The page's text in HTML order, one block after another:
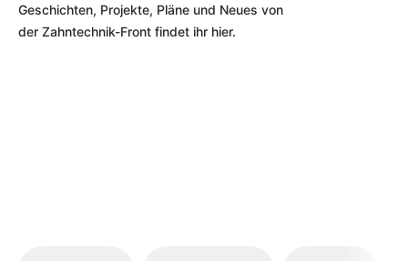
Geschichten, Projekte, Pläne und Neues von
der Zahntechnik-Front findet ihr hier.